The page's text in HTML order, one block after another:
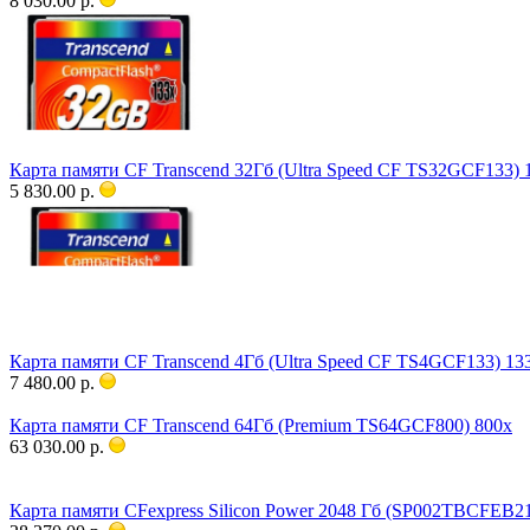
Карта памяти CF Transcend 32Гб (Ultra Speed CF TS32GCF133)
5 830.00 р.
Карта памяти CF Transcend 4Гб (Ultra Speed CF TS4GCF133)
7 480.00 р.
Карта памяти CF Transcend 64Гб (Premium TS64GCF800) 800x
63 030.00 р.
Карта памяти CFexpress Silicon Power 2048 Гб